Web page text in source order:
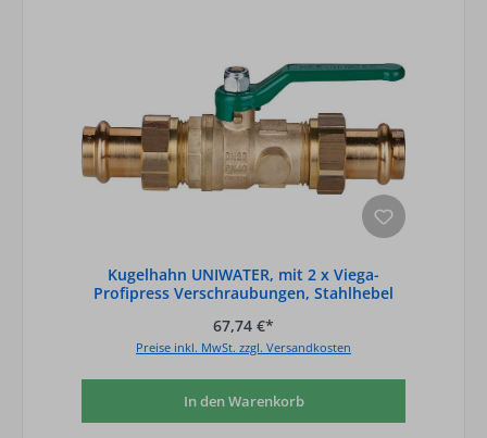
Kugelhahn UNIWATER, mit 2 x Viega-
Profipress Verschraubungen, Stahlhebel
67,74 €*
Preise inkl. MwSt. zzgl. Versandkosten
In den Warenkorb